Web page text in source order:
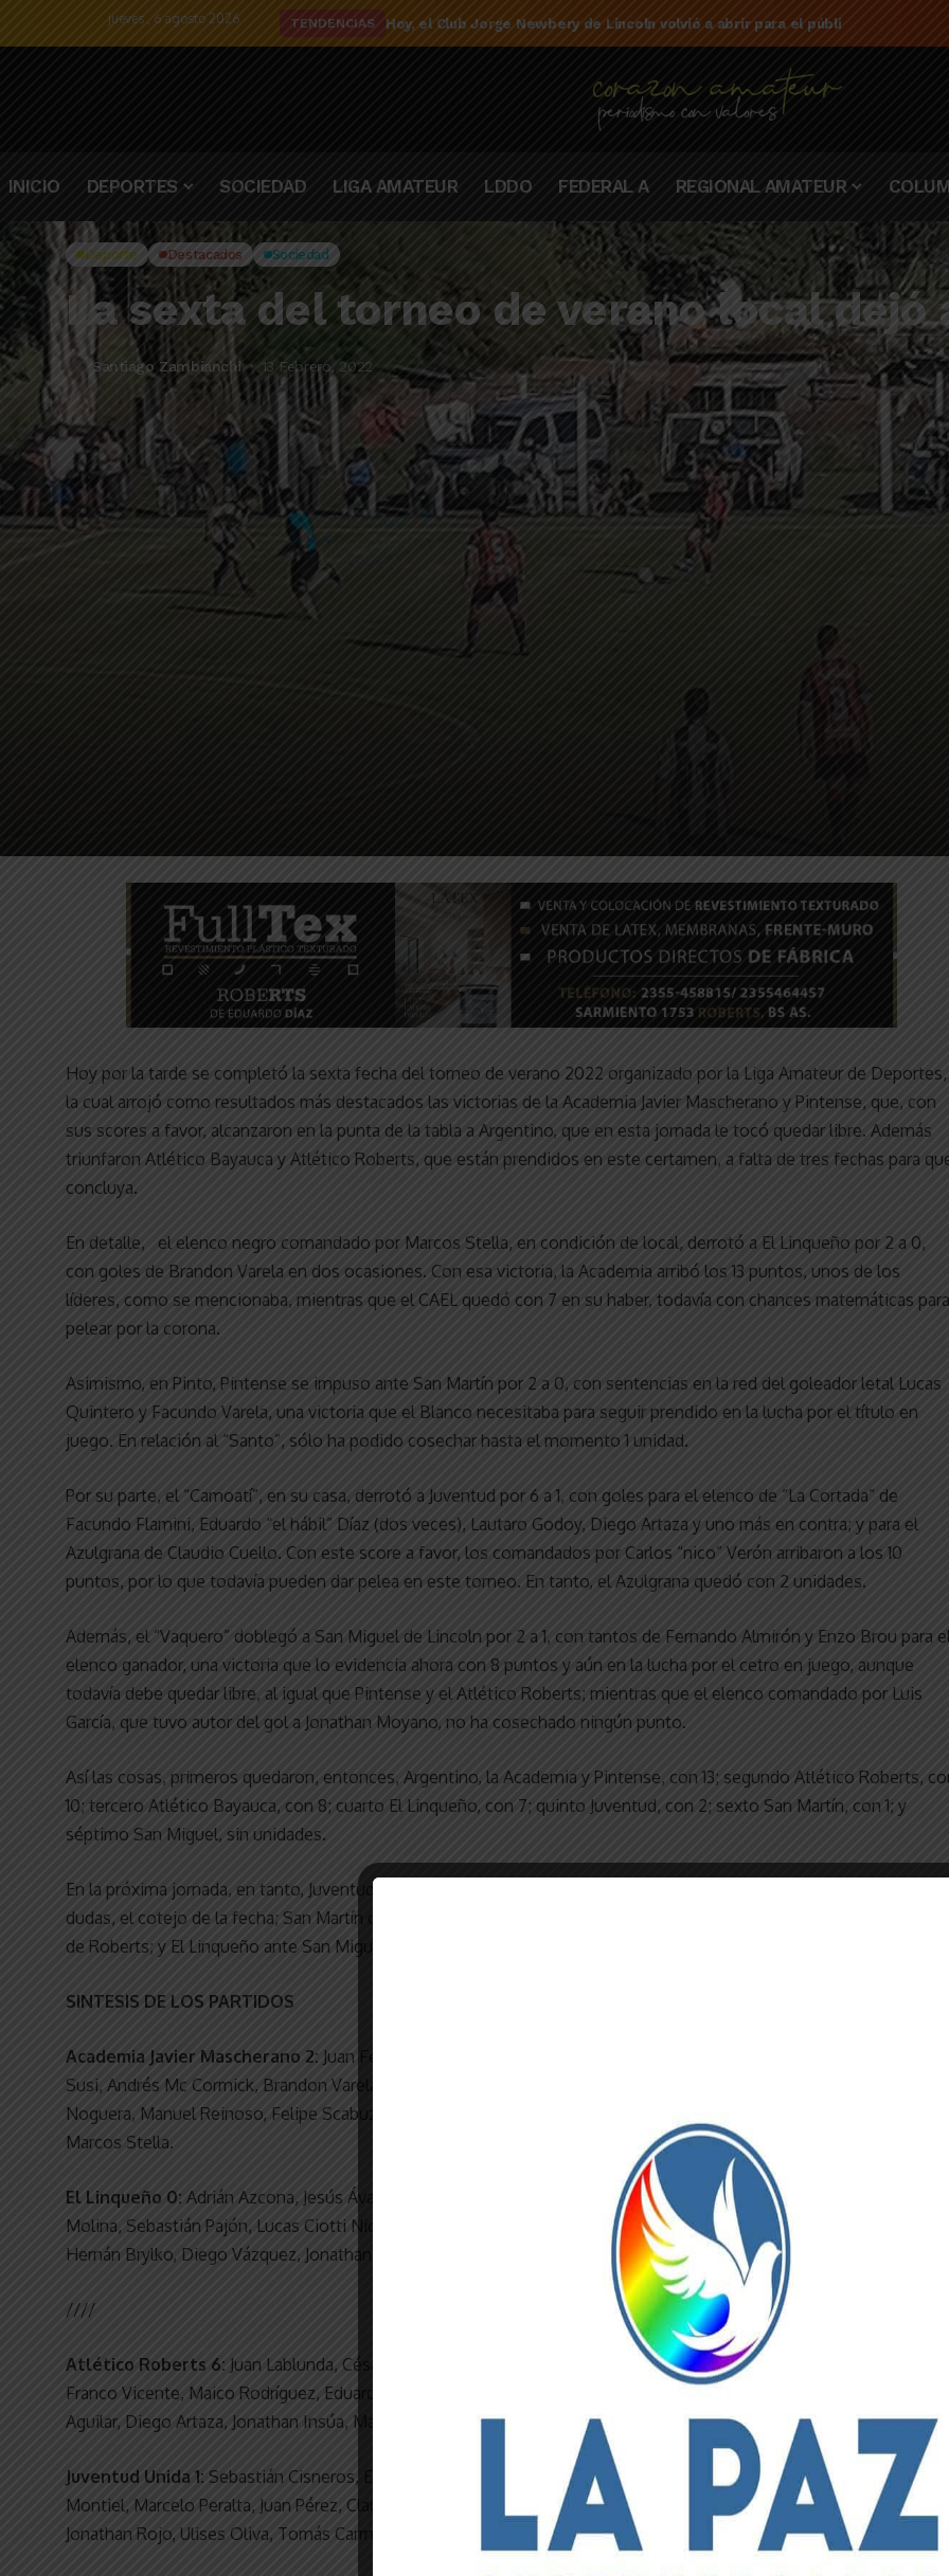
jueves , 6 agosto 2026 TENDENCIAS El detalle de la campaña de El Linqueño en el torneo Federal A 2025/2026
INICIO DEPORTES SOCIEDAD LIGA AMATEUR LDDO FEDERAL A REGIONAL AMATEUR
Deporte Destacados Sociedad
La sexta del torneo de verano local dejó
Santiago Zambianchi 13 Febrero, 2022
Hoy por la tarde se completó la sexta fecha del torneo de verano 2022 organizado por la Liga Amateur de Deportes,
la cual arrojó como resultados más destacados las victorias de la Academia Javier Mascherano y Pintense, que, con
sus scores a favor, alcanzaron en la punta de la tabla a Argentino, que en esta jornada le tocó quedar libre. Además
triunfaron Atlético Bayauca y Atlético Roberts, que están prendidos en este certamen, a falta de tres fechas para
concluya.
En detalle, el elenco negro comandado por Marcos Stella, en condición de local, derrotó a El Linqueño por 2 a 0,
con goles de Brandon Varela en dos ocasiones. Con esa victoria, la Academia arribó los 13 puntos, unos de los
líderes, como se mencionaba, mientras que el CAEL quedó con 7 en su haber, todavía con chances matemáticas para
pelear por la corona.
Asimismo, en Pinto, Pintense se impuso ante San Martín por 2 a 0, con sentencias en la red del goleador letal Lucas
Quintero y Facundo Varela, una victoria que el Blanco necesitaba para seguir prendido en la lucha por el título en
juego. En relación al “Santo”, sólo ha podido cosechar hasta el momento 1 unidad.
Por su parte, el “Camoatí”, en su casa, derrotó a Juventud por 6 a 1, con goles para el elenco de “La Cortada” de
Facundo Flamini, Eduardo “el hábil” Díaz (dos veces), Lautaro Godoy, Diego Artaza y uno más en contra; y para el
Azulgrana de Claudio Cuello. Con este score a favor, los comandados por Carlos “nico” Verón arribaron a los 10
puntos, por lo que todavía pueden dar pelea en este torneo. En tanto, el Azulgrana quedó con 2 unidades.
Además, el “Vaquero” doblegó a San Miguel de Lincoln por 2 a 1, con tantos de Fernando Almirón y Enzo Brou para
elenco ganador, una victoria que lo evidencia ahora con 8 puntos y aún en la lucha por el cetro en juego, aunque
todavía debe quedar libre, al igual que Pintense y el Atlético Roberts; mientras que el elenco comandado por Luis
García, que tuvo autor del gol a Jonathan Moyano, no ha cosechado ningún punto.
Así las cosas, primeros quedaron, entonces, Argentino, la Academia y Pintense, con 13; segundo Atlético Roberts,
10; tercero Atlético Bayauca, con 8; cuarto El Linqueño, con 7; quinto Juventud, con 2; sexto San Martín, con 1; y
séptimo San Miguel, sin unidades.
En la próxima jornada, en tanto, Juventud se medirá con la Academia; Argentino con Pintense, en lo que será, sin
dudas, el cotejo de la fecha; San Martín con Atlético Roberts, otro atrapante partido de la séptima por ser el clásico
de Roberts; y El Linqueño ante San Miguel. Libre quedará Atlético Bayauca.
SINTESIS DE LOS PARTIDOS
Academia Javier Mascherano 2: Juan Fernández, Thiago Alonso, Matías Riera, Santiago Loeda, Alejo Villalba, Matías
Susi, Andrés Mc Cormick, Brandon Varela, Facundo Blanco, Gabriel Velázquez y Tomás Alonso.
Noguera, Manuel Reinoso, Felipe Scabuzzo, Alexander Bazán, Lautaro Castro, Fernando Farías y Enzo Oruza.
Marcos Stella.
El Linqueño 0: Adrián Azcona, Jesús Ávalos, Gabriel Serrano, Lautaro Borao, Bruno Verón, Elías Martínez, Javier
Molina, Sebastián Pajón, Lucas Ciotti Nicolás Verón y Alejo Porcel.
Suplentes:Emanuel Chorchete, Juan Martín
Hernán Brylko, Diego Vázquez, Jonathan Azcune, Francisco Olivares y Valentino Colombi. DT:Julio Ramírez.
////
Atlético Roberts 6: Juan Lablunda, César García, Emilio Godoy, Claudio Godoy, Facundo Flamini, Jonathan Vicente,
Franco Vicente, Maico Rodríguez, Eduardo Díaz, Matías Lucero y Lautaro Godoy.
Suplentes:
Aguilar, Diego Artaza, Jonathan Insúa, Maximiliano Benavídez, Luciano Franco y Emilio Gutiérrez.
Juventud Unida 1: Sebastián Cisneros, Emanuel Carmisciano, Leonel Plaza, Martín Badano, Diego Cuadro, Federico
Montiel, Marcelo Peralta, Juan Pérez, Claudio Cuello y Juan Medina.
Suplentes:
Fabián Ramos, Facundo Lacoste,
Jonathan Rojo, Ulises Oliva, Tomás Carmisciano y Agustín Moreno.DT:Alberto Gómez.